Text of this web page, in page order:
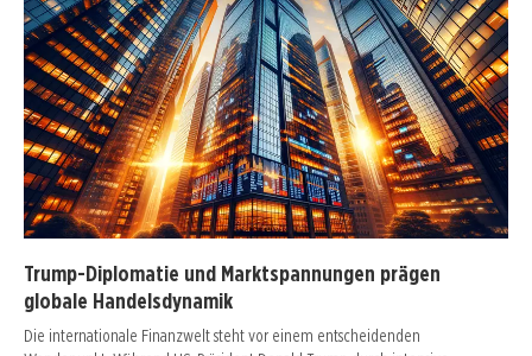
Trump-Diplomatie und Marktspannungen prägen
globale Handelsdynamik
Die internationale Finanzwelt steht vor einem entscheidenden